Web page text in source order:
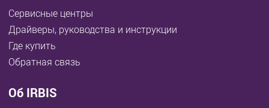
Сервисные центры
Драйверы, руководства и инструкции
Где купить
Обратная связь
Об IRBIS